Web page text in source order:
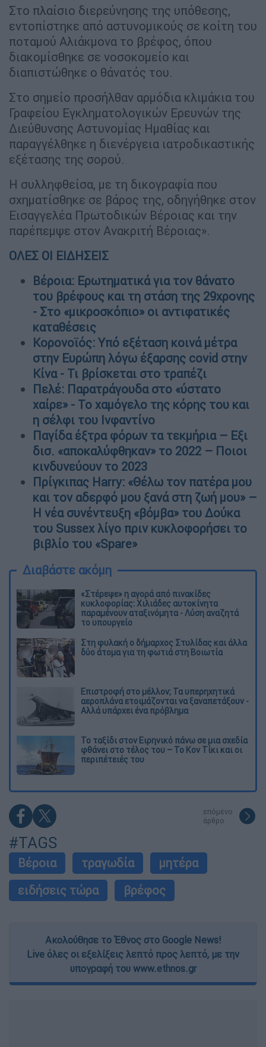
Στο πλαίσιο διερεύνησης της υπόθεσης,
εντοπίστηκε από αστυνομικούς σε κοίτη του
ποταμού Αλιάκμονα το βρέφος, όπου
διακομίσθηκε σε νοσοκομείο και
διαπιστώθηκε ο θάνατός του.
Στο σημείο προσήλθαν αρμόδια κλιμάκια του
Γραφείου Εγκληματολογικών Ερευνών της
Διεύθυνσης Αστυνομίας Ημαθίας και
παραγγέλθηκε η διενέργεια ιατροδικαστικής
εξέτασης της σορού.
Η συλληφθείσα, με τη δικογραφία που
σχηματίσθηκε σε βάρος της, οδηγήθηκε στον
Εισαγγελέα Πρωτοδικών Βέροιας και την
παρέπεμψε στον Ανακριτή Βέροιας».
ΟΛΕΣ ΟΙ ΕΙΔΗΣΕΙΣ
Βέροια: Ερωτηματικά για τον θάνατο
του βρέφους και τη στάση της 29χρονης
- Στο «μικροσκόπιο» οι αντιφατικές
καταθέσεις
Κορονοϊός: Υπό εξέταση κοινά μέτρα
στην Ευρώπη λόγω έξαρσης covid στην
Κίνα - Τι βρίσκεται στο τραπέζι
Πελέ: Παρατράγουδα στο «ύστατο
χαίρε» - Το χαμόγελο της κόρης του και
η σέλφι του Ινφαντίνο
Παγίδα έξτρα φόρων τα τεκμήρια – Εξι
δισ. «αποκαλύφθηκαν» το 2022 – Ποιοι
κινδυνεύουν το 2023
Πρίγκιπας Harry: «Θέλω τον πατέρα μου
και τον αδερφό μου ξανά στη ζωή μου» –
Η νέα συνέντευξη «βόμβα» του Δούκα
του Sussex λίγο πριν κυκλοφορήσει το
βιβλίο του «Spare»
Διαβάστε ακόμη
«Στέρεψε» η αγορά από πινακίδες
κυκλοφορίας: Χιλιάδες αυτοκίνητα
παραμένουν αταξινόμητα - Λύση αναζητά
το υπουργείο
Στη φυλακή ο δήμαρχος Στυλίδας και άλλα
δύο άτομα για τη φωτιά στη Βοιωτία
Επιστροφή στο μέλλον; Τα υπερηχητικά
αεροπλάνα ετοιμάζονται να ξαναπετάξουν -
Αλλά υπάρχει ένα πρόβλημα
Το ταξίδι στον Ειρηνικό πάνω σε μια σχεδία
φθάνει στο τέλος του – Το Κον Τίκι και οι
περιπέτειές του
επόμενο
άρθρο
#TAGS
Βέροια τραγωδία
μητέρα
ειδήσεις τώρα
βρέφος
Ακολούθησε το Έθνος στο Google News!
Live όλες οι εξελίξεις λεπτό προς λεπτό, με την
υπογραφή του www.ethnos.gr